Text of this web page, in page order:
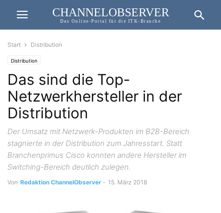
CHANNELOBSERVER
Das Online-Portal für die ITK-Branche
Start Distribution
Distribution
Das sind die Top-
Netzwerkhersteller in der
Distribution
Der Umsatz mit Netzwerk-Produkten im B2B-Bereich
stagnierte in der Distribution zum Jahresstart. Statt
Branchenprimus Cisco konnten andere Hersteller im
Switching-Bereich deutlich zulegen.
Von Redaktion ChannelObserver - 15. März 2018